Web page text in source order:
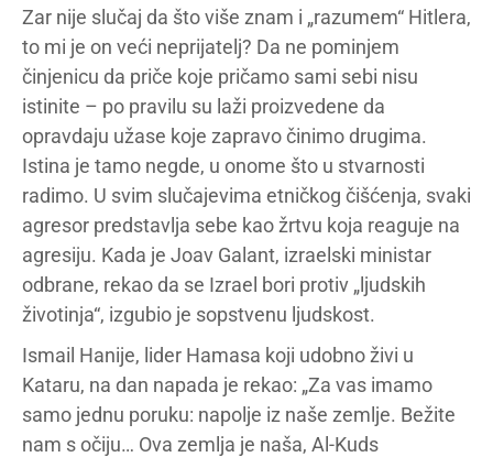
Zar nije slučaj da što više znam i „razumem“ Hitlera,
to mi je on veći neprijatelj? Da ne pominjem
činjenicu da priče koje pričamo sami sebi nisu
istinite – po pravilu su laži proizvedene da
opravdaju užase koje zapravo činimo drugima.
Istina je tamo negde, u onome što u stvarnosti
radimo. U svim slučajevima etničkog čišćenja, svaki
agresor predstavlja sebe kao žrtvu koja reaguje na
agresiju. Kada je Joav Galant, izraelski ministar
odbrane, rekao da se Izrael bori protiv „ljudskih
životinja“, izgubio je sopstvenu ljudskost.
Ismail Hanije, lider Hamasa koji udobno živi u
Kataru, na dan napada je rekao: „Za vas imamo
samo jednu poruku: napolje iz naše zemlje. Bežite
nam s očiju… Ova zemlja je naša, Al-Kuds